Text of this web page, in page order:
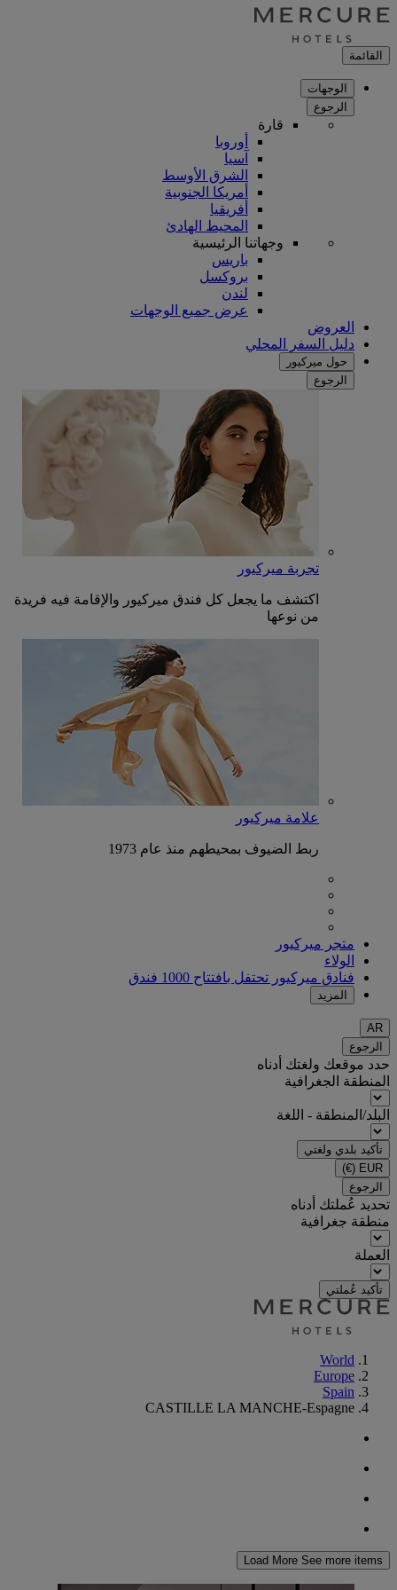
القائمة
الوجهات
الرجوع
قارة
أوروبا
آسيا
الشرق الأوسط
أمريكا الجنوبية
أفريقيا
المحيط الهادئ
وجهاتنا الرئيسية
باريس
بروكسل
لندن
عرض جميع الوجهات
العروض
دليل السفر المحلي
حول ميركيور
الرجوع
تجربة ميركيور
اكتشف ما يجعل كل فندق ميركيور والإقامة فيه فريدة
من نوعها
علامة ميركيور
ربط الضيوف بمحيطهم منذ عام 1973
متجر ميركيور
الولاء
فنادق ميركيور تحتفل بافتتاح 1000 فندق
المزيد
AR
الرجوع
حدد موقعك ولغتك أدناه
المنطقة الجغرافية
البلد/المنطقة - اللغة
تأكيد بلدي ولغتي
EUR
(€)
الرجوع
تحديد عُملتك أدناه
منطقة جغرافية
العملة
تأكيد عُملتي
World
Europe
Spain
CASTILLE LA MANCHE-Espagne
Load More See more items